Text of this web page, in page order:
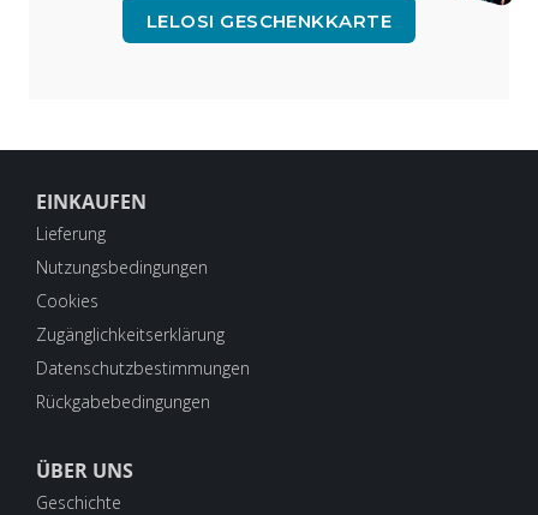
LELOSI GESCHENKKARTE
EINKAUFEN
Lieferung
Nutzungsbedingungen
Cookies
Zugänglichkeitserklärung
Datenschutzbestimmungen
Rückgabebedingungen
ÜBER UNS
Geschichte